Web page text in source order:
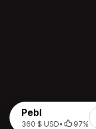
Pebl
360 $ USD• 97%